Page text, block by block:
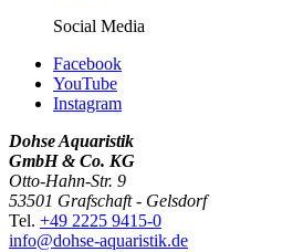
Social Media
Facebook
YouTube
Instagram
Dohse Aquaristik
GmbH & Co. KG
Otto-Hahn-Str. 9
53501 Grafschaft - Gelsdorf
Tel. +49 2225 9415-0
info@dohse-aquaristik.de